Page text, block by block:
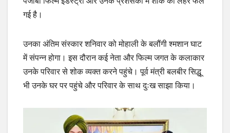
गई है।
उनका अंतिम संस्कार शनिवार को मोहाली के बलौंगी श्मशान घाट
में संपन्न होगा। इस दौरान कई नेता और फिल्म जगत के कलाकार
उनके परिवार से शोक व्यक्त करने पहुंचे। पूर्व मंत्री बलबीर सिद्धू
भी उनके घर पर पहुंचे और परिवार के साथ दुःख साझा किया।